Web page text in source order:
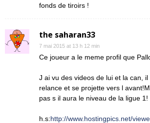
fonds de tiroirs !
the saharan33
7 mai 2015 at 13 h 12 min
Ce joueur a le meme profil que
J ai vu des videos de lui et la can,
relance et se projette vers l
pas s il aura le niveau de la ligue 1!
h.s:http://www.hostingpics.net/